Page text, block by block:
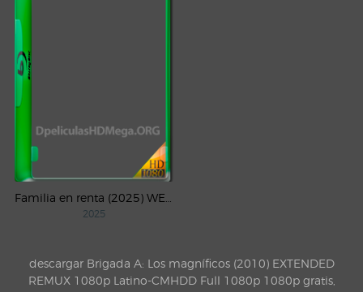
2025
descargar Brigada A: Los magníficos (2010) EXTENDED
REMUX 1080p Latino-CMHDD Full 1080p 1080p gratis,